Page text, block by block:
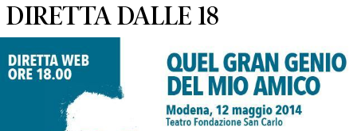
DIRETTA DALLE 18